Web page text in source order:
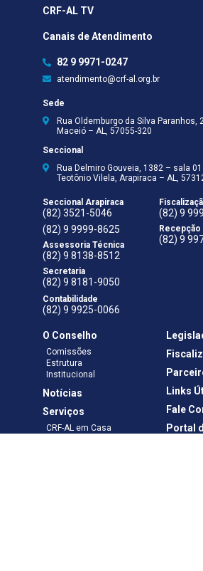
CRF-AL TV
Canais de Atendimento
82 9 9971-0247
atendimento@crf-al.org.br
Sede
Rua Oldemburgo da Silva Paranhos,
Maceió – AL, 57055-320
Seccional
Rua Delmiro Gouveia, 1382 – sala
Teotônio Vilela, Arapiraca – AL,
Seccional Arapiraca
(82) 3521-5046
(82) 9 9999-8625
Assessoria Técnica
(82) 9 8138-8512
Secretaria
(82) 9 8181-9050
Contabilidade
(82) 9 9925-0066
(82) 9
Recepção
(82) 9
O Conselho
Comissões
Estrutura
Institucional
Notícias
Serviços
CRF-AL em Casa
Links
Fale
Portal